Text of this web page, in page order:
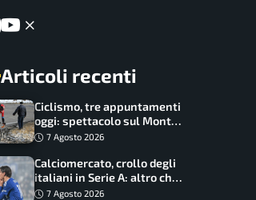
Articoli recenti
Ciclismo, tre appuntamenti
oggi: spettacolo sul Mont
Ventoux, orari e come
7 Agosto 2026
Calciomercato, crollo degli
italiani in Serie A: altro che
svolta dopo il Mondiale
7 Agosto 2026